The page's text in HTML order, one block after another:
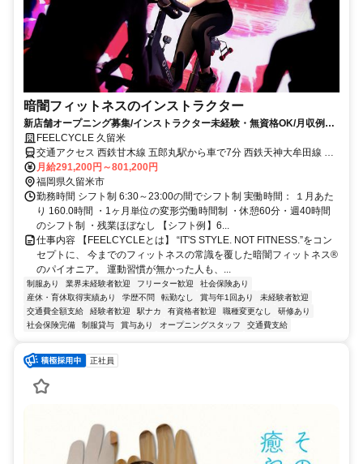
暗闇フィットネスのインストラクター
新店舗オープニング募集/インストラクター未経験・無資格OK/月収例35
万円/早番13時半退勤でプライベート充実
FEELCYCLE 久留米
交通アクセス 西鉄甘木線 五郎丸駅から車で7分 西鉄天神大牟田線 宮
の陣駅から車で8分 西鉄甘木線 宮の陣駅から車で8分
月給291,200円～801,200円
福岡県久留米市
勤務時間 シフト制 6:30～23:00の間でシフト制 実働時間： １月あた
り 160.0時間 ・1ヶ月単位の変形労働時間制 ・休憩60分・週40時間
のシフト制 ・残業ほぼなし 【シフト例】6...
仕事内容 【FEELCYCLEとは】 “IT'S STYLE. NOT FITNESS.”をコン
セプトに、 今までのフィットネスの常識を覆した暗闇フィットネス®
のパイオニア。 運動習慣が無かった人も、...
制服あり 業界未経験者歓迎 フリーター歓迎
社会保険あり
産休・育休取得実績あり
学歴不問 転勤なし 賞与年1回あり
未経験者歓迎
交通費全額支給
経験者歓迎 駅ナカ 有資格者歓迎 職種変更なし
研修あり
社会保険完備
制服貸与 賞与あり オープニングスタッフ 交通費支給
正社員